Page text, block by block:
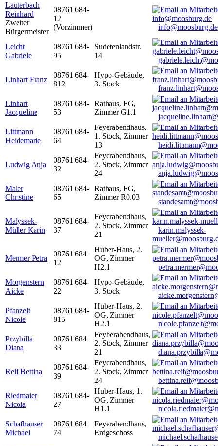
Lauterbach
Reinhard
Zweiter
Bürgermeister
08761 684-
12
(Vorzimmer)
info@moosburg.de
Leicht
Gabriele
08761 684-
95
Sudetenlandstr.
14
Linhart Franz
08761 684-
812
Hypo-Gebäude,
3. Stock
Linhart
Jacqueline
08761 684-
53
Rathaus, EG,
Zimmer G1.1
Littmann
Heidemarie
08761 684-
64
Feyerabendhaus,
1. Stock, Zimmer
13
Ludwig Anja
08761 684-
32
Feyerabendhaus,
2. Stock, Zimmer
24
Maier
Christine
08761 684-
65
Rathaus, EG,
Zimmer R0.03
Malyssek-
Müller Karin
08761 684-
37
Feyerabendhaus,
2. Stock, Zimmer
21
karin.malyssek-
Mermer Petra
08761 684-
12
Huber-Haus, 2.
OG, Zimmer
H2.1
Morgenstern
Aicke
08761 684-
22
Hypo-Gebäude,
3. Stock
Pfanzelt
Nicole
08761 684-
815
Huber-Haus, 2.
OG, Zimmer
H2.1
Przybilla
Diana
08761 684-
33
Feyberabendhaus,
2. Stock, Zimmer
21
Reif Bettina
08761 684-
39
Feyerabendhaus,
2. Stock, Zimmer
24
Riedmaier
Nicola
08761 684-
27
Huber-Haus, 1.
OG, Zimmer
H1.1
Schafhauser
Michael
08761 684-
74
Feyerabendhaus,
Erdgeschoss